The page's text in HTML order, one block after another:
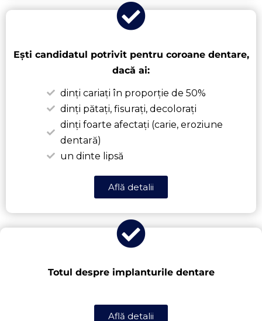
Ești candidatul potrivit pentru coroane dentare,
dacă ai:
dinți cariați în proporție de 50%
dinți pătați, fisurați, decolorați
dinți foarte afectați (carie, eroziune
dentară)
un dinte lipsă
Află detalii
Totul despre implanturile dentare
Află detalii